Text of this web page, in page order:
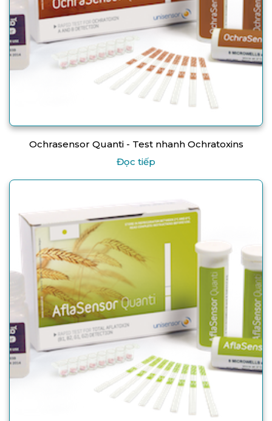
Ochrasensor Quanti - Test nhanh Ochratoxins
Đọc tiếp